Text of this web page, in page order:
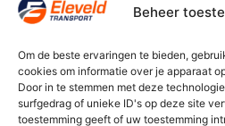
Beheer
Om de beste ervaringen te bieden,
cookies om informatie over je apparaat
Door in te stemmen met deze
surfgedrag of unieke ID's op deze site
toestemming geeft of uw toestemming
+31 (0)6 21 15 24
99
info@eleveldtransport.nl